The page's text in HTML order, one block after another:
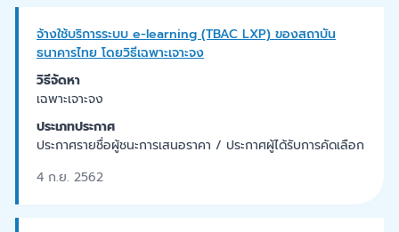
จ้างใช้บริการระบบ e-learning (TBAC LXP) ของสถาบัน
ธนาคารไทย โดยวิธีเฉพาะเจาะจง
วิธีจัดหา
เฉพาะเจาะจง
ประเภทประกาศ
ประกาศรายชื่อผู้ชนะการเสนอราคา / ประกาศผู้ได้รับการคัดเลือก
4 ก.ย. 2562